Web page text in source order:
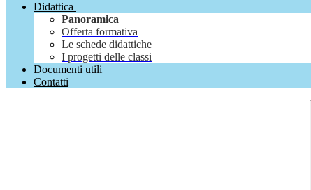
Didattica
Panoramica
Offerta formativa
Le schede didattiche
I progetti delle classi
Documenti utili
Contatti